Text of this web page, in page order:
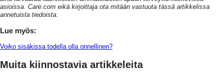
asioissa. Care.com eikä kirjoittaja ota mitään vastuuta tässä artikkelissa
annetuista tiedoista.
Lue myös:
Voiko sisäkissa todella olla onnellinen?
Muita kiinnostavia artikkeleita